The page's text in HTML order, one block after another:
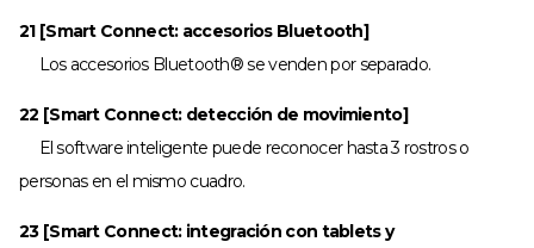
21 [Smart Connect: accesorios Bluetooth]
Los accesorios Bluetooth® se venden por separado.
22 [Smart Connect: detección de movimiento]
El software inteligente puede reconocer hasta 3 rostros o
personas en el mismo cuadro.
23 [Smart Connect: integración con tablets y